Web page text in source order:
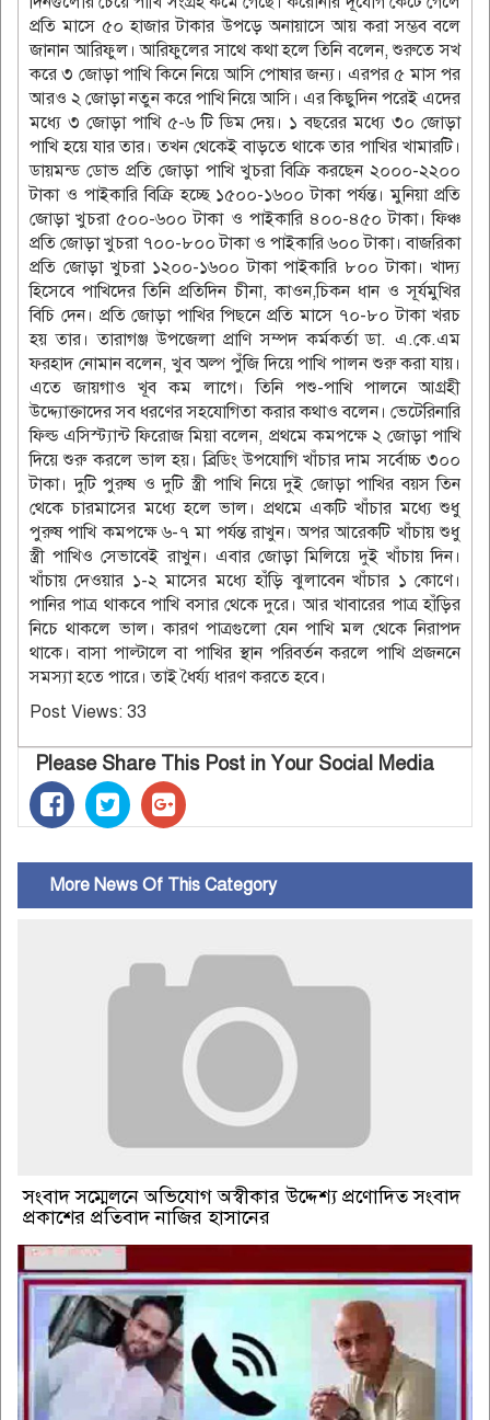
প্রতি মাসে ৫০ হাজার টাকার উপড়ে অনায়াসে আয় করা সম্ভব বলে
জানান আরিফুল। আরিফুলের সাথে কথা হলে তিনি বলেন, শুরুতে সখ
করে ৩ জোড়া পাখি কিনে নিয়ে আসি পোষার জন্য। এরপর ৫ মাস পর
আরও ২ জোড়া নতুন করে পাখি নিয়ে আসি। এর কিছুদিন পরেই এদের
মধ্যে ৩ জোড়া পাখি ৫-৬ টি ডিম দেয়। ১ বছরের মধ্যে ৩০ জোড়া
পাখি হয়ে যার তার। তখন থেকেই বাড়তে থাকে তার পাখির খামারটি।
ডায়মন্ড ডোভ প্রতি জোড়া পাখি খুচরা বিক্রি করছেন ২০০০-২২০০
টাকা ও পাইকারি বিক্রি হচ্ছে ১৫০০-১৬০০ টাকা পর্যন্ত। মুনিয়া প্রতি
জোড়া খুচরা ৫০০-৬০০ টাকা ও পাইকারি ৪০০-৪৫০ টাকা। ফিঞ্চ
প্রতি জোড়া খুচরা ৭০০-৮০০ টাকা ও পাইকারি ৬০০ টাকা। বাজরিকা
প্রতি জোড়া খুচরা ১২০০-১৬০০ টাকা পাইকারি ৮০০ টাকা। খাদ্য
হিসেবে পাখিদের তিনি প্রতিদিন চীনা, কাওন,চিকন ধান ও সূর্যমুখির
বিচি দেন। প্রতি জোড়া পাখির পিছনে প্রতি মাসে ৭০-৮০ টাকা খরচ
হয় তার। তারাগঞ্জ উপজেলা প্রাণি সম্পদ কর্মকর্তা ডা. এ.কে.এম
ফরহাদ নোমান বলেন, খুব অল্প পুঁজি দিয়ে পাখি পালন শুরু করা যায়।
এতে জায়গাও খূব কম লাগে। তিনি পশু-পাখি পালনে আগ্রহী
উদ্দ্যোক্তাদের সব ধরণের সহযোগিতা করার কথাও বলেন। ভেটেরিনারি
ফিল্ড এসিস্ট্যান্ট ফিরোজ মিয়া বলেন, প্রথমে কমপক্ষে ২ জোড়া পাখি
দিয়ে শুরু করলে ভাল হয়। ব্রিডিং উপযোগি খাঁচার দাম সর্বোচ্চ ৩০০
টাকা। দুটি পুরুষ ও দুটি স্ত্রী পাখি নিয়ে দুই জোড়া পাখির বয়স তিন
থেকে চারমাসের মধ্যে হলে ভাল। প্রথমে একটি খাঁচার মধ্যে শুধু
পুরুষ পাখি কমপক্ষে ৬-৭ মা পর্যন্ত রাখুন। অপর আরেকটি খাঁচায় শুধু
স্ত্রী পাখিও সেভাবেই রাখুন। এবার জোড়া মিলিয়ে দুই খাঁচায় দিন।
খাঁচায় দেওয়ার ১-২ মাসের মধ্যে হাঁড়ি ঝুলাবেন খাঁচার ১ কোণে।
পানির পাত্র থাকবে পাখি বসার থেকে দুরে। আর খাবারের পাত্র হাঁড়ির
নিচে থাকলে ভাল। কারণ পাত্রগুলো যেন পাখি মল থেকে নিরাপদ
থাকে। বাসা পাল্টালে বা পাখির স্থান পরিবর্তন করলে পাখি প্রজননে
সমস্যা হতে পারে। তাই ধৈর্য্য ধারণ করতে হবে।
Post Views: 33
Please Share This Post in Your Social Media
More News Of This Category
সংবাদ সম্মেলনে অভিযোগ অস্বীকার উদ্দেশ্য প্রণোদিত সংবাদ
প্রকাশের প্রতিবাদ নাজির হাসানের